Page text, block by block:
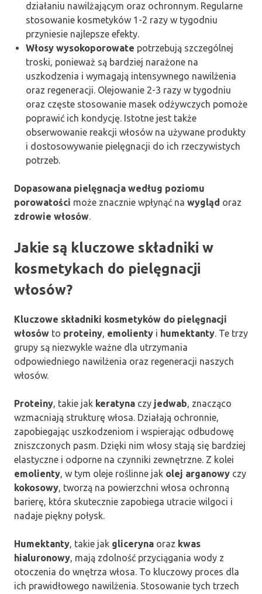
działaniu nawilżającym oraz ochronnym. Regularne
stosowanie kosmetyków 1-2 razy w tygodniu
przyniesie najlepsze efekty.
Włosy wysokoporowate potrzebują szczególnej
troski, ponieważ są bardziej narażone na
uszkodzenia i wymagają intensywnego nawilżenia
oraz regeneracji. Olejowanie 2-3 razy w tygodniu
oraz częste stosowanie masek odżywczych pomoże
poprawić ich kondycję. Istotne jest także
obserwowanie reakcji włosów na używane produkty
i dostosowywanie pielęgnacji do ich rzeczywistych
potrzeb.
Dopasowana pielęgnacja według poziomu
porowatości może znacznie wpłynąć na wygląd oraz
zdrowie włosów.
Jakie są kluczowe składniki w
kosmetykach do pielęgnacji
włosów?
Kluczowe składniki kosmetyków do pielęgnacji
włosów to proteiny, emolienty i humektanty. Te trzy
grupy są niezwykle ważne dla utrzymania
odpowiedniego nawilżenia oraz regeneracji naszych
włosów.
Proteiny, takie jak keratyna czy jedwab, znacząco
wzmacniają strukturę włosa. Działają ochronnie,
zapobiegając uszkodzeniom i wspierając odbudowę
zniszczonych pasm. Dzięki nim włosy stają się bardziej
elastyczne i odporne na czynniki zewnętrzne. Z kolei
emolienty, w tym oleje roślinne jak olej arganowy czy
kokosowy, tworzą na powierzchni włosa ochronną
barierę, która skutecznie zapobiega utracie wilgoci i
nadaje piękny połysk.
Humektanty, takie jak gliceryna oraz kwas
hialuronowy, mają zdolność przyciągania wody z
otoczenia do wnętrza włosa. To kluczowy proces dla
ich prawidłowego nawilżenia. Stosowanie tych trzech